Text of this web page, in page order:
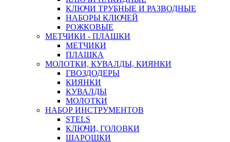
КЛЮЧИ ТРУБНЫЕ И РАЗВОДНЫЕ
НАБОРЫ КЛЮЧЕЙ
РОЖКОВЫЕ
МЕТЧИКИ - ПЛАШКИ
МЕТЧИКИ
ПЛАШКА
МОЛОТКИ, КУВАЛДЫ, КИЯНКИ
ГВОЗДОДЕРЫ
КИЯНКИ
КУВАЛДЫ
МОЛОТКИ
НАБОР ИНСТРУМЕНТОВ
STELS
КЛЮЧИ, ГОЛОВКИ
ШАРОШКИ